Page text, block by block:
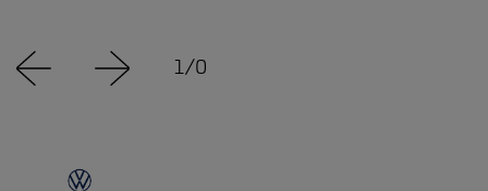
1/0